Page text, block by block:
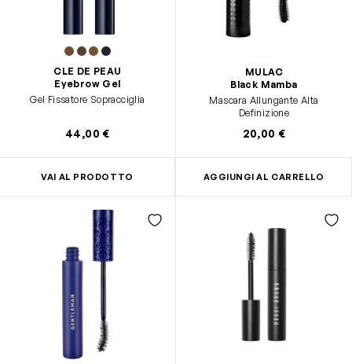
CLE DE PEAU
Eyebrow Gel
Gel Fissatore Sopracciglia
44,00 €
VAI AL PRODOTTO
MULAC
Black Mamba
Mascara Allungante Alta
Definizione
20,00 €
AGGIUNGI AL CARRELLO